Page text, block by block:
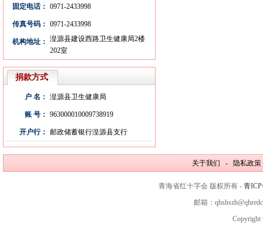
固定电话： 0971-2433998
传真号码： 0971-2433998
机构地址： 湟源县建设西路卫生健康局2楼
202室
捐款方式
户 名： 湟源县卫生健康局
账 号： 963000010009738919
开户行： 邮政储蓄银行湟源县支行
关于我们 - 隐私政
青海省红十字会 版权所有 - 青ICP
邮箱：
Copyright